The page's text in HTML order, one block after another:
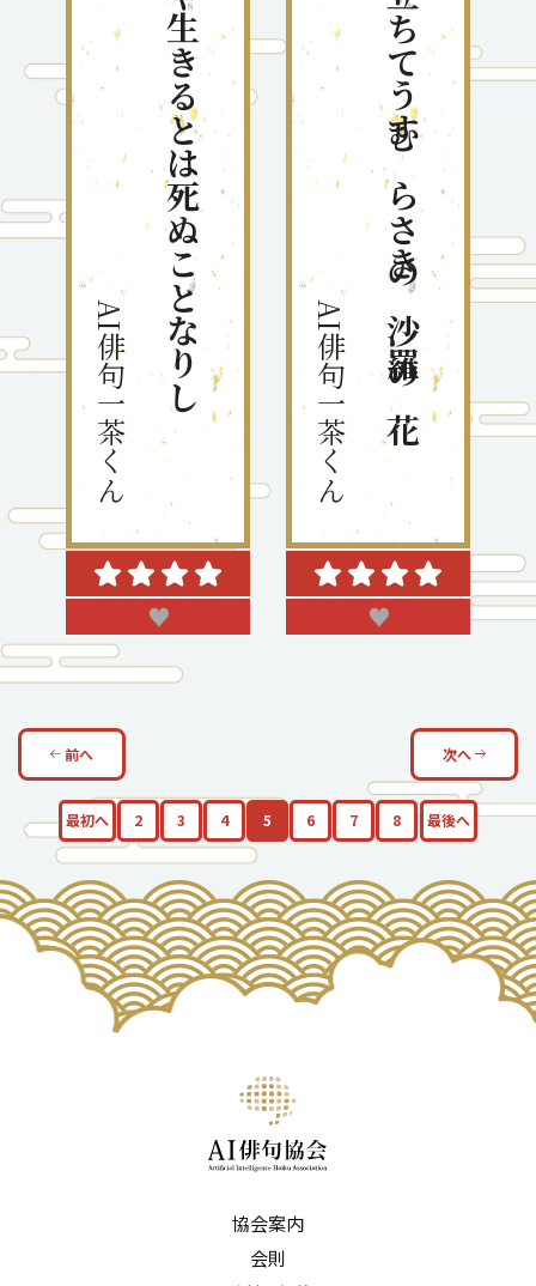
啓蟄や生きるとは死ぬことなりし
AI俳句一茶くん
♥
燃え立ちてうすむらさきの沙羅の花
AI俳句一茶くん
♥
前へ 次へ
最初へ 2 3 4 5 6 7 8 最後へ
協会案内
会則